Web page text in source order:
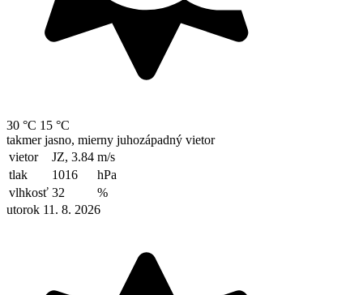
30 °C 15 °C
takmer jasno, mierny juhozápadný vietor
vietor
JZ, 3.84 m/s
tlak
1016
hPa
vlhkosť 32
%
utorok 11. 8. 2026